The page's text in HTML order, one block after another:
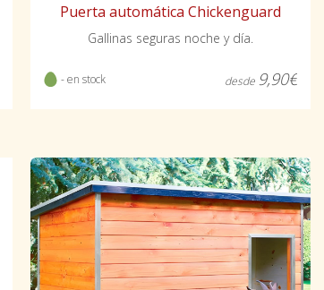
Puerta automática Chickenguard
Gallinas seguras noche y día.
- en stock desde 9,90€